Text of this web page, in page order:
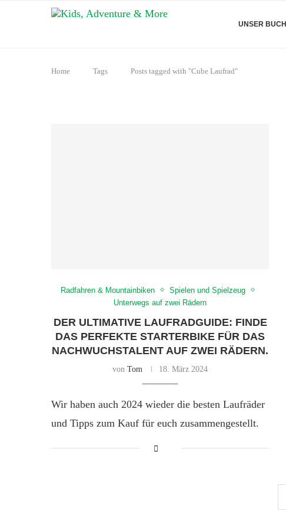
UNSER BUCH
Home Tags Posts tagged with "Cube Laufrad"
Radfahren & Mountainbiken
Spielen und Spielzeug
Unterwegs auf zwei Rädern
DER ULTIMATIVE LAUFRADGUIDE: FINDE
DAS PERFEKTE STARTERBIKE FÜR DAS
NACHWUCHSTALENT AUF ZWEI RÄDERN.
von Tom 18. März 2024
Wir haben auch 2024 wieder die besten Laufräder
und Tipps zum Kauf für euch zusammengestellt.